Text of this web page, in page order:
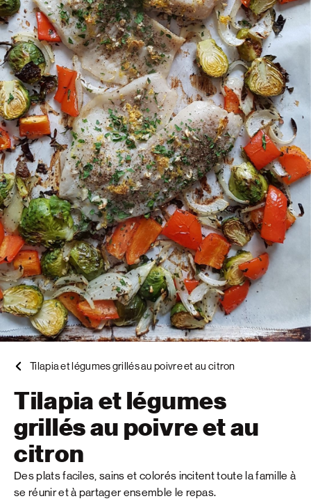
Tilapia et légumes grillés au poivre et au citron
Tilapia et légumes
grillés au poivre et au
citron
Des plats faciles, sains et colorés incitent toute la famille à
se réunir et à partager ensemble le repas.